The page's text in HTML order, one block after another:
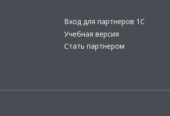
Вход для партнеров 1С
Учебная версия
Стать партнером